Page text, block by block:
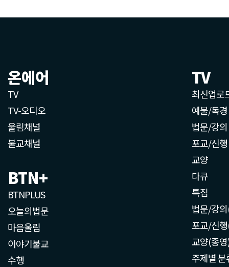
온에어
TV
TV-오디오
울림채널
불교채널
BTN+
BTNPLUS
오늘의법문
마음울림
이야기불교
수행
TV
최신업로
예불/독경
법문/강의
포교/신행
교양
다큐
특집
법문/강
포교/신
교양(종
주제별 분